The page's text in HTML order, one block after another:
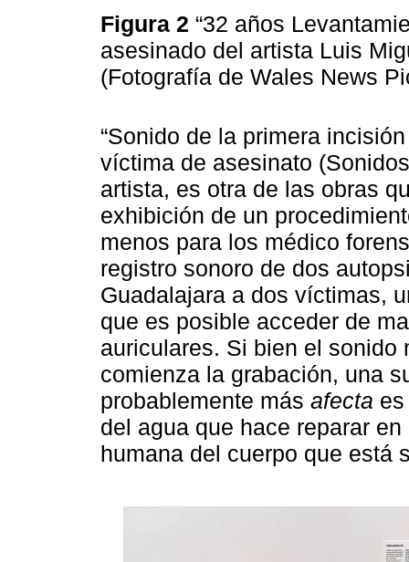
Figura 2 “32 años
asesinado del artista Luis
(Fotografía de Wales News
“Sonido de la primera
víctima de asesinato
artista, es otra de las obras
exhibición de un
menos para los médico
registro sonoro de dos
Guadalajara a dos víctimas,
que es posible acceder de
auriculares. Si bien el sonido
comienza la grabación, una
probablemente más afecta
del agua que hace reparar
humana del cuerpo que está